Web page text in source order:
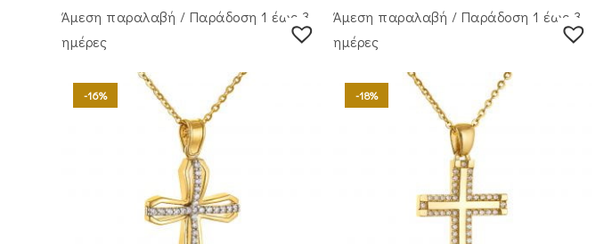
Άμεση παραλαβή / Παράδoση 1 έως 3
ημέρες
-16%
Άμεση παραλαβή / Παράδoση 1 έως 3
ημέρες
-18%